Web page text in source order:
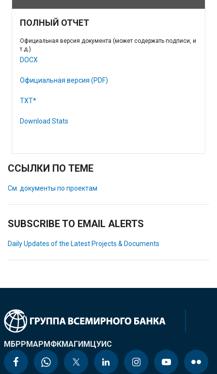
ПОЛНЫЙ ОТЧЕТ
Официальная версия документа (может содержать подписи, и
т.д.)
DOCX
Официальная версия (PDF)
TXT*
Download Stats
ССЫЛКИ ПО ТЕМЕ
См. документы по проектам
SUBSCRIBE TO EMAIL ALERTS
Daily Updates of the Latest Projects & Documents
МБРРМАРМФКМАГИМЦУИС